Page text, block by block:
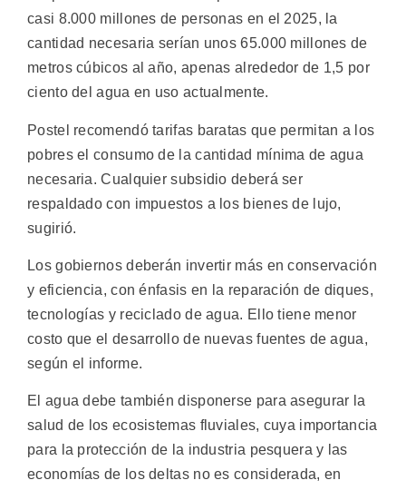
casi 8.000 millones de personas en el 2025, la
cantidad necesaria serían unos 65.000 millones de
metros cúbicos al año, apenas alrededor de 1,5 por
ciento del agua en uso actualmente.
Postel recomendó tarifas baratas que permitan a los
pobres el consumo de la cantidad mínima de agua
necesaria. Cualquier subsidio deberá ser
respaldado con impuestos a los bienes de lujo,
sugirió.
Los gobiernos deberán invertir más en conservación
y eficiencia, con énfasis en la reparación de diques,
tecnologías y reciclado de agua. Ello tiene menor
costo que el desarrollo de nuevas fuentes de agua,
según el informe.
El agua debe también disponerse para asegurar la
salud de los ecosistemas fluviales, cuya importancia
para la protección de la industria pesquera y las
economías de los deltas no es considerada, en